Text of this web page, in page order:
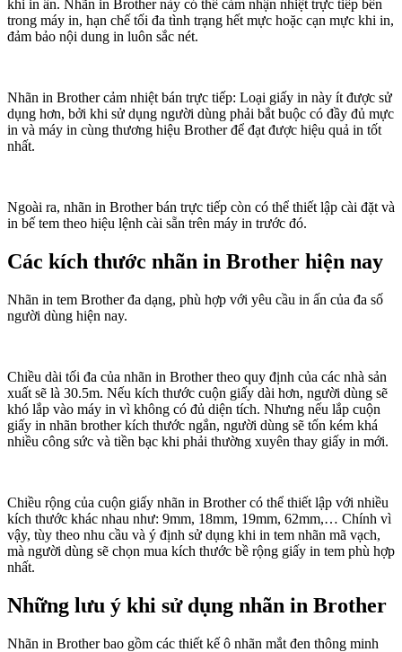
khi in ấn. Nhãn in Brother này có thể cảm nhận nhiệt trực tiếp bên
trong máy in, hạn chế tối đa tình trạng hết mực hoặc cạn mực khi in,
đảm bảo nội dung in luôn sắc nét.
Nhãn in Brother cảm nhiệt bán trực tiếp: Loại giấy in này ít được sử
dụng hơn, bởi khi sử dụng người dùng phải bắt buộc có đầy đủ mực
in và máy in cùng thương hiệu Brother để đạt được hiệu quả in tốt
nhất.
Ngoài ra, nhãn in Brother bán trực tiếp còn có thể thiết lập cài đặt và
in bế tem theo hiệu lệnh cài sẵn trên máy in trước đó.
Các kích thước nhãn in Brother hiện nay
Nhãn in tem Brother đa dạng, phù hợp với yêu cầu in ấn của đa số
người dùng hiện nay.
Chiều dài tối đa của nhãn in Brother theo quy định của các nhà sản
xuất sẽ là 30.5m. Nếu kích thước cuộn giấy dài hơn, người dùng sẽ
khó lắp vào máy in vì không có đủ diện tích. Nhưng nếu lắp cuộn
giấy in nhãn brother kích thước ngắn, người dùng sẽ tốn kém khá
nhiều công sức và tiền bạc khi phải thường xuyên thay giấy in mới.
Chiều rộng của cuộn giấy nhãn in Brother có thể thiết lập với nhiều
kích thước khác nhau như: 9mm, 18mm, 19mm, 62mm,… Chính vì
vậy, tùy theo nhu cầu và ý định sử dụng khi in tem nhãn mã vạch,
mà người dùng sẽ chọn mua kích thước bề rộng giấy in tem phù hợp
nhất.
Những lưu ý khi sử dụng nhãn in Brother
Nhãn in Brother bao gồm các thiết kế ô nhãn mắt đen thông minh